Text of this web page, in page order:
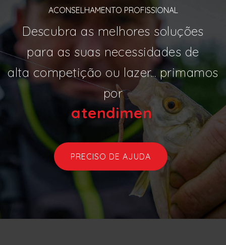
ACONSELHAMENTO PROFISSIONAL
Descubra as melhores soluções
para as suas necessidades de
alta competição ou lazer... primamos
por
atend|
PRECISO DE AJUDA